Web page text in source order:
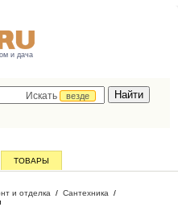
и дача
Искать
везде
ТОВАРЫ
и отделка / Сантехника /